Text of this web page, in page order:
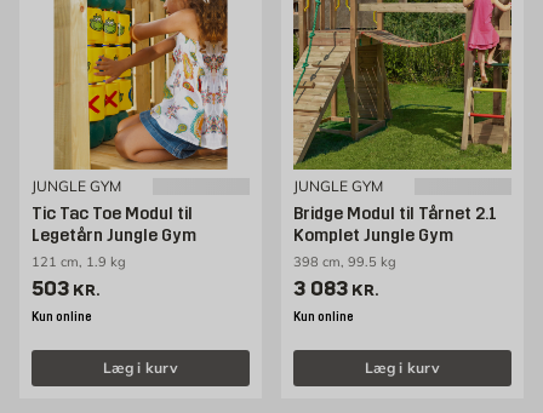
JUNGLE GYM
Tic Tac Toe Modul til
Legetårn Jungle Gym
121 cm, 1.9 kg
Pris 503 kr. /stk
503 KR.
Kun online
Læg i kurv
JUNGLE GYM
Bridge Modul til Tårnet 2.1
Komplet Jungle Gym
398 cm, 99.5 kg
Pris 3083 kr. /stk
3 083 KR.
Kun online
Læg i kurv